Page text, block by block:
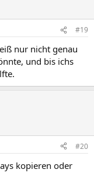
#19
nur nicht genau
und bis ichs
#20
kopieren oder